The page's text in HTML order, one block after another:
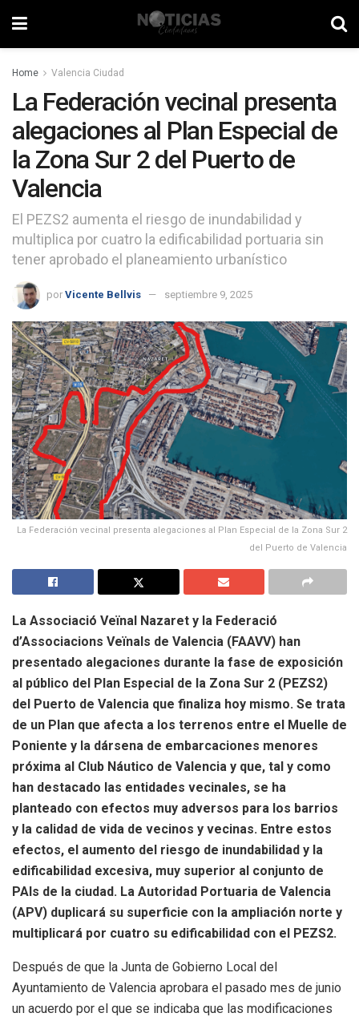
Home Valencia Ciudad
La Federación vecinal presenta
alegaciones al Plan Especial de
la Zona Sur 2 del Puerto de
Valencia
El PEZS2 aumenta el riesgo de inundabilidad y
multiplica por cuatro la edificabilidad portuaria sin
tener aprobado el planeamiento urbanístico
por Vicente Bellvis septiembre 9, 2025
La Federación vecinal presenta alegaciones al Plan Especial de la Zona Sur 2
del Puerto de Valencia
La Associació Veïnal Nazaret y la Federació
d’Associacions Veïnals de Valencia (FAAVV) han
presentado alegaciones durante la fase de exposición
al público del Plan Especial de la Zona Sur 2 (PEZS2)
del Puerto de Valencia que finaliza hoy mismo. Se trata
de un Plan que afecta a los terrenos entre el Muelle de
Poniente y la dársena de embarcaciones menores
próxima al Club Náutico de Valencia y que, tal y como
han destacado las entidades vecinales, se ha
planteado con efectos muy adversos para los barrios
y la calidad de vida de vecinos y vecinas. Entre estos
efectos, el aumento del riesgo de inundabilidad y la
edificabilidad excesiva, muy superior al conjunto de
PAIs de la ciudad. La Autoridad Portuaria de Valencia
(APV) duplicará su superficie con la ampliación norte y
multiplicará por cuatro su edificabilidad con el PEZS2.
Después de que la Junta de Gobierno Local del
Ayuntamiento de Valencia aprobara el pasado mes de junio
un acuerdo por el que se indicaba que las modificaciones